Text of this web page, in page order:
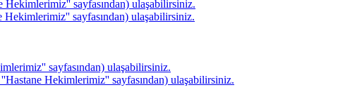
sayfasından) ulaşabilirsiniz.
sayfasından) ulaşabilirsiniz.
sayfasından) ulaşabilirsiniz.
Hekimlerimiz'' sayfasından) ulaşabilirsiniz.